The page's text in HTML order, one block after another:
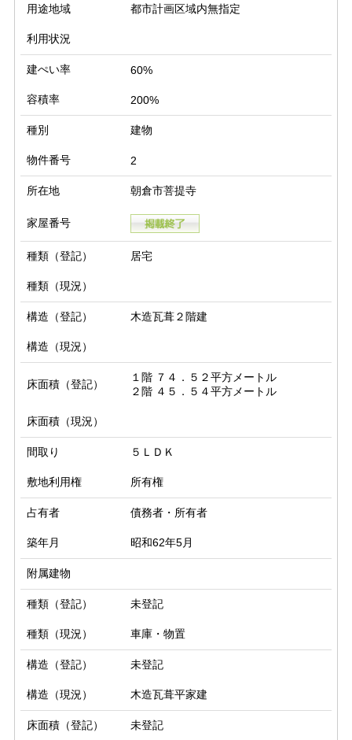
用途地域 都市計画区域内無指定
利用状況
建ぺい率 60%
容積率 200%
種別 建物
物件番号 2
所在地 朝倉市菩提寺
家屋番号
種類（登記） 居宅
種類（現況）
構造（登記） 木造瓦葺２階建
構造（現況）
床面積（登記）
１階 ７４．５２平方メートル
２階 ４５．５４平方メートル
床面積（現況）
間取り ５ＬＤＫ
敷地利用権 所有権
占有者 債務者・所有者
築年月 昭和62年5月
附属建物
種類（登記） 未登記
種類（現況） 車庫・物置
構造（登記） 未登記
構造（現況） 木造瓦葺平家建
床面積（登記） 未登記